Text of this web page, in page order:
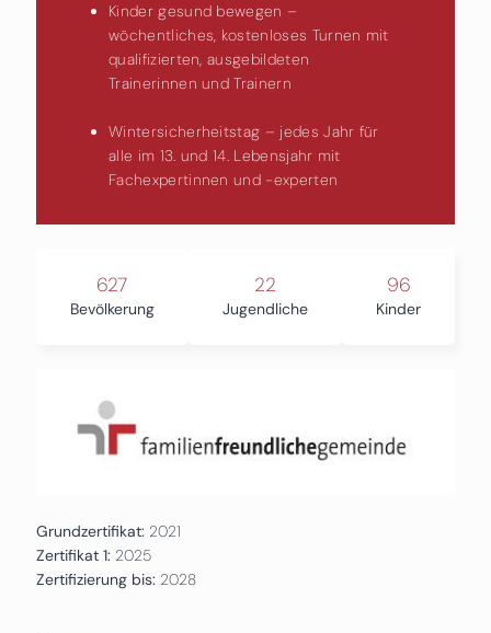
Kinder gesund bewegen –
wöchentliches, kostenloses Turnen mit
qualifizierten, ausgebildeten
Trainerinnen und Trainern
Wintersicherheitstag – jedes Jahr für
alle im 13. und 14. Lebensjahr mit
Fachexpertinnen und -experten
627
Bevölkerung
22
Jugendliche
96
Kinder
Grundzertifikat: 2021
Zertifikat 1: 2025
Zertifizierung bis: 2028